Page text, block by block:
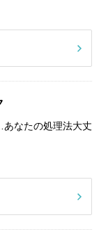
なたの処理法大丈